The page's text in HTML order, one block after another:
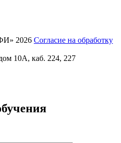
2026 Согласие на обработку
10А, каб. 224, 227